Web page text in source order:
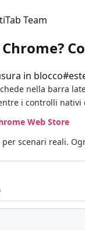
Team
in blocco#
nella barra
i controlli nativi
Web Store
per scenari reali.